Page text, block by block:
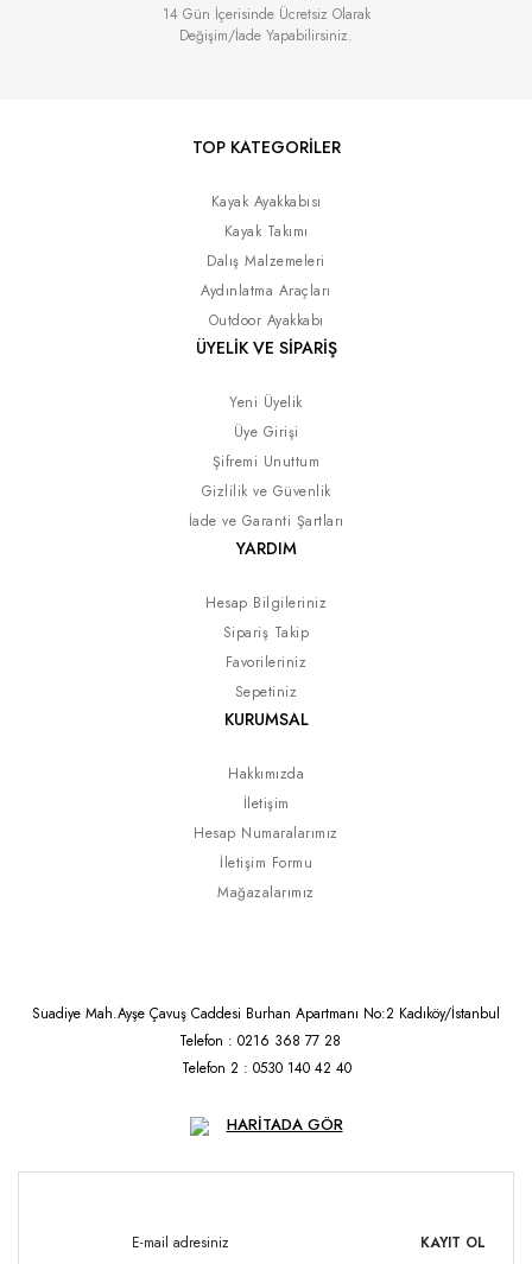
14 Gün İçerisinde Ücretsiz Olarak
Değişim/İade Yapabilirsiniz.
TOP KATEGORİLER
Kayak Ayakkabısı
Kayak Takımı
Dalış Malzemeleri
Aydınlatma Araçları
Outdoor Ayakkabı
ÜYELİK VE SİPARİŞ
Yeni Üyelik
Üye Girişi
Şifremi Unuttum
Gizlilik ve Güvenlik
İade ve Garanti Şartları
YARDIM
Hesap Bilgileriniz
Sipariş Takip
Favorileriniz
Sepetiniz
KURUMSAL
Hakkımızda
İletişim
Hesap Numaralarımız
İletişim Formu
Mağazalarımız
Suadiye Mah.Ayşe Çavuş Caddesi Burhan Apartmanı No:2 Kadıköy/İstanbul
Telefon : 0216 368 77 28
Telefon 2 : 0530 140 42 40
HARİTADA GÖR
KAYIT OL